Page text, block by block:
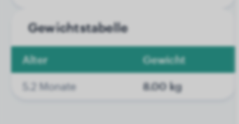
Gewichtstabelle
Alter Gewicht
5.2 Monate 8.00 kg